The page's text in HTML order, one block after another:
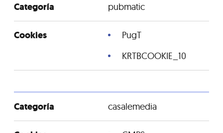
pubmatic
PugT
KRTBCOOKIE_10
casalemedia